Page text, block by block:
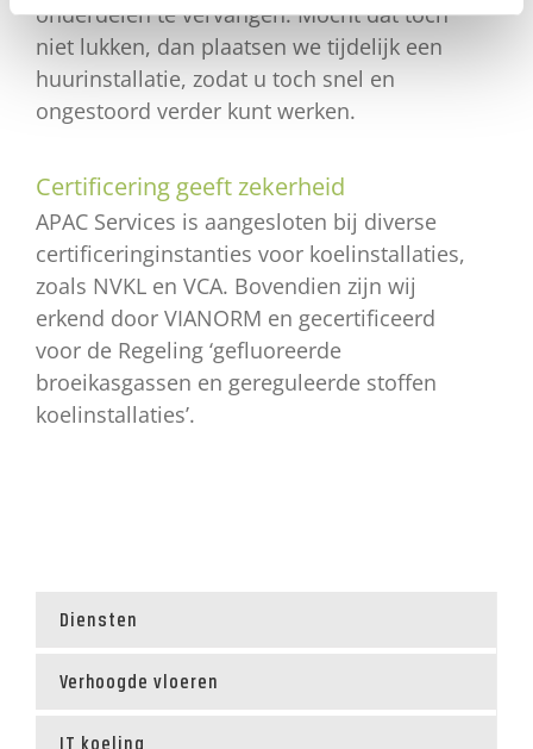
onderdelen te vervangen. Mocht dat toch
niet lukken, dan plaatsen we tijdelijk een
huurinstallatie, zodat u toch snel en
ongestoord verder kunt werken.
Certificering geeft zekerheid
APAC Services is aangesloten bij diverse
certificeringinstanties voor koelinstallaties,
zoals NVKL en VCA. Bovendien zijn wij
erkend door VIANORM en gecertificeerd
voor de Regeling ‘gefluoreerde
broeikasgassen en gereguleerde stoffen
koelinstallaties’.
Diensten
Verhoogde vloeren
IT koeling